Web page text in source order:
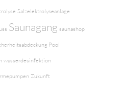
Salzelektrolyseanlage
Saunagang saunashop
Pool
wasserdesinfektion
Zukunft